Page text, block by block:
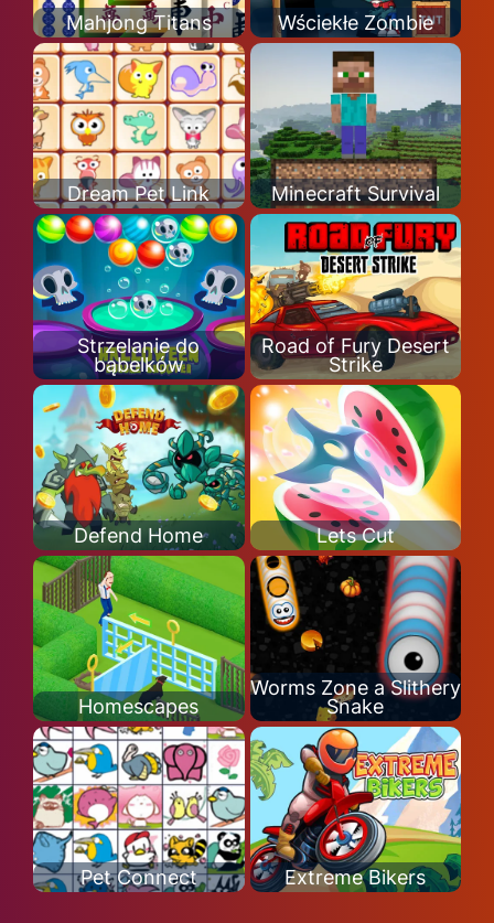
Mahjong Titans Wściekłe Zombie
Dream Pet Link Minecraft Survival
Strzelanie do
bąbelków
Road of Fury Desert
Strike
Defend Home Lets Cut
Homescapes
Worms Zone a Slithery
Snake
Pet Connect Extreme Bikers